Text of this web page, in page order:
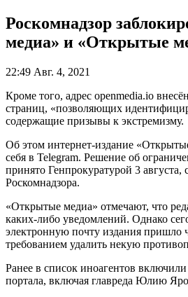
Роскомнадзор
медиа» и «Открытые
22:49 Авг. 4, 2021
Кроме того, адрес openmedia.io
страниц, «позволяющих
содержащие призывы к экстремизму.
Об этом интернет-издание
себя в Telegram. Решение об
принято Генпрокуратурой 3 августа,
Роскомнадзора.
«Открытые медиа» отмечают, что
каких-либо уведомлений. Однако
электронную почту издания пришло
требованием удалить некую
Ранее в список иноагентов
портала, включая главреда Юлию